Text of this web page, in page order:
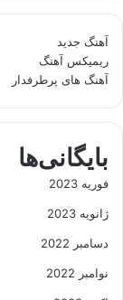
آهنگ جدید
ریمیکس آهنگ
آهنگ های پرطرفدار
بایگانی‌ها
فوریه 2023
ژانویه 2023
دسامبر 2022
نوامبر 2022